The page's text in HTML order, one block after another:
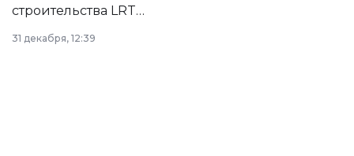
строительства LRT
в Астане из
республиканского
31 декабря, 12:39